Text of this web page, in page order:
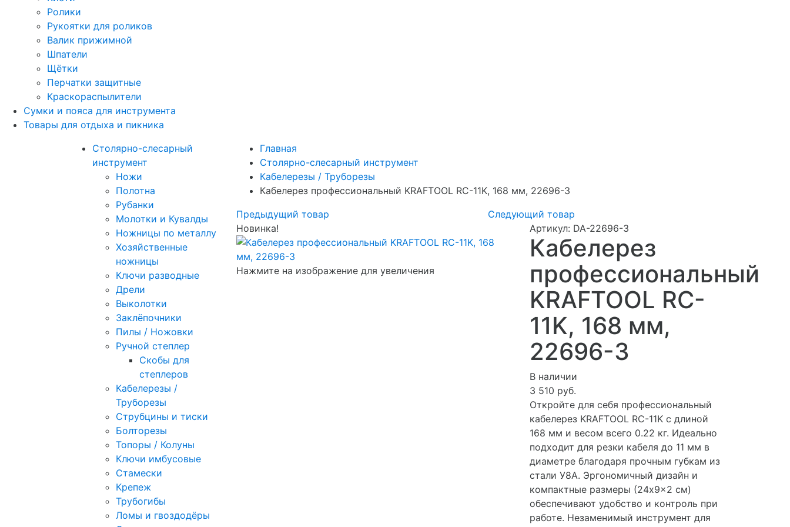
Ролики
Рукоятки для роликов
Валик прижимной
Шпатели
Щётки
Перчатки защитные
Краскораспылители
Сумки и пояса для инструмента
Товары для отдыха и пикника
Столярно-слесарный
инструмент
Ножи
Полотна
Рубанки
Молотки и Кувалды
Ножницы по металлу
Хозяйственные
ножницы
Ключи разводные
Дрели
Выколотки
Заклёпочники
Пилы / Ножовки
Ручной степлер
Скобы для
степлеров
Кабелерезы /
Труборезы
Струбцины и тиски
Болторезы
Топоры / Колуны
Ключи имбусовые
Стамески
Крепеж
Трубогибы
Ломы и гвоздодёры
Главная
Столярно-слесарный инструмент
Кабелерезы / Труборезы
Кабелерез профессиональный KRAFTOOL RC-11K, 168 мм, 22696-3
Предыдущий товар
Следующий товар
Новинка!
Нажмите на изображение для увеличения
Артикул: DA-22696-3
Кабелерез
профессиональный
KRAFTOOL RC-
11K, 168 мм,
22696-3
В наличии
3 510 руб.
Откройте для себя профессиональный
кабелерез KRAFTOOL RC-11K с длиной
168 мм и весом всего 0.22 кг. Идеально
подходит для резки кабеля до 11 мм в
диаметре благодаря прочным губкам из
стали У8А. Эргономичный дизайн и
компактные размеры (24x9x2 см)
обеспечивают удобство и контроль при
работе. Незаменимый инструмент для